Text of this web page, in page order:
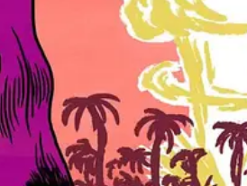
SECRETARIA DE EDUCAÇÃO DO